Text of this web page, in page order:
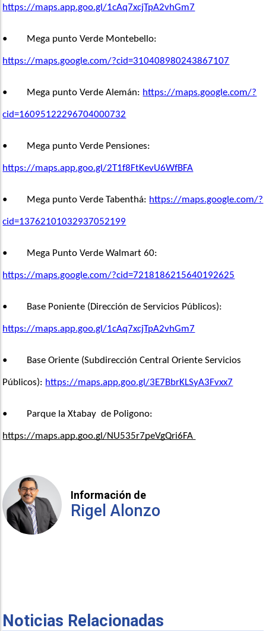
https://maps.app.goo.gl/1cAq7xcjTpA2vhGm7
•
https://maps.google.com/?cid=310408980243867107
• Mega punto Verde Alemán: https://maps.google.com/?
cid=16095122296704000732
•
https://maps.app.goo.gl/2T1f8FtKevU6WfBFA
• Mega punto Verde Tabenthá: https://maps.google.com/?
cid=13762101032937052199
•
https://maps.google.com/?cid=7218186215640192625
•
https://maps.app.goo.gl/1cAq7xcjTpA2vhGm7
• Base Oriente (Subdirección Central Oriente Servicios
Públicos): https://maps.app.goo.gl/3E7BbrKLSyA3Fvxx7
•
https://maps.app.goo.gl/NU535r7peVgQri6FA
Información de
Rigel Alonzo
Noticias Relacionadas